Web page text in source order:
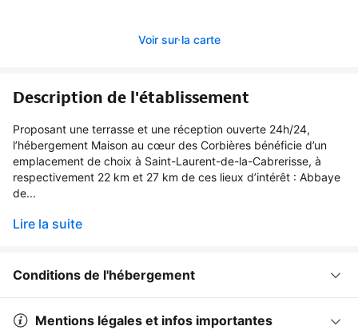
Voir sur la carte
Description de l'établissement
Proposant une terrasse et une réception ouverte 24h/24,
l’hébergement Maison au cœur des Corbières bénéficie d’un
emplacement de choix à Saint-Laurent-de-la-Cabrerisse, à
respectivement 22 km et 27 km de ces lieux d’intérêt : Abbaye
de...
Lire la suite
Conditions de l'hébergement
Mentions légales et infos importantes